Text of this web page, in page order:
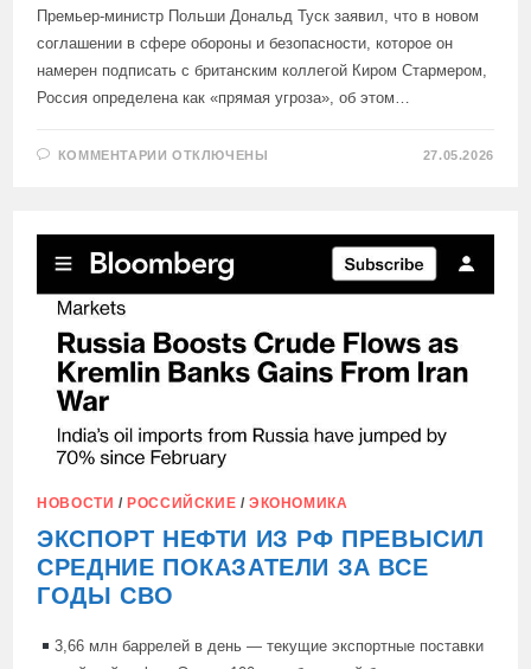
Премьер-министр Польши Дональд Туск заявил, что в новом
соглашении в сфере обороны и безопасности, которое он
намерен подписать с британским коллегой Киром Стармером,
Россия определена как «прямая угроза», об этом…
КОММЕНТАРИИ К
«ПРЯМАЯ
УГРОЗА»
ОТКЛЮЧЕНЫ 27.05.2026
НОВОСТИ / РОССИЙСКИЕ /ЭКОНОМИКА
ЭКСПОРТ НЕФТИ ИЗ РФ ПРЕВЫСИЛ
СРЕДНИЕ ПОКАЗАТЕЛИ ЗА ВСЕ
ГОДЫ СВО
3,66 млн баррелей в день — текущие экспортные поставки